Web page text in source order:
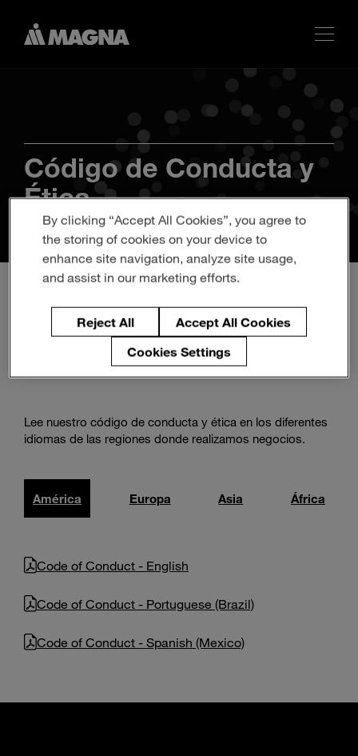
search
Buscar
Código de Conducta y
Ética
Comprendiendo el código
de Magna
Lee nuestro código de conducta y ética en los diferentes
idiomas de las regiones donde realizamos negocios.
América Europa Asia África
Code of Conduct - English
Code of Conduct - Portuguese (Brazil)
Code of Conduct - Spanish (Mexico)
By clicking “Accept All Cookies”, you agree to
the storing of cookies on your device to
enhance site navigation, analyze site usage,
and assist in our marketing efforts.
Reject All
Accept All Cookies
Cookies Settings